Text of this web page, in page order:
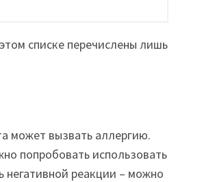
списке перечислены лишь
может вызвать аллергию.
попробовать использовать
негативной реакции – можно